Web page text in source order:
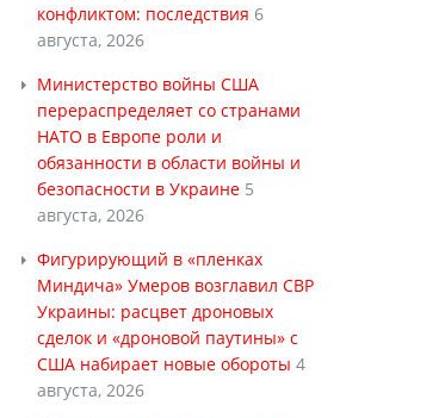
конфликтом: последствия 6
августа, 2026
Министерство войны США
перераспределяет со странами
НАТО в Европе роли и
обязанности в области войны и
безопасности в Украине 5
августа, 2026
Фигурирующий в «пленках
Миндича» Умеров возглавил СВР
Украины: расцвет дроновых
сделок и «дроновой паутины» с
США набирает новые обороты 4
августа, 2026